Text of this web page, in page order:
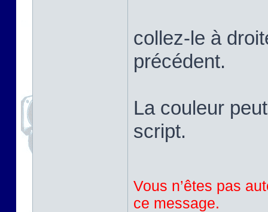
collez-le à
précédent.
La couleur
script.
Vous n’êtes pas
ce message.